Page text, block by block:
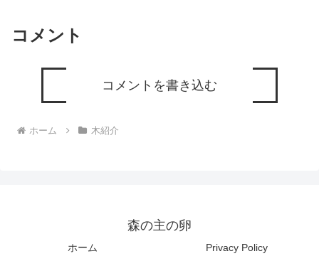
コメント
コメントを書き込む
ホーム 木紹介
森の主の卵
ホーム
Privacy Policy